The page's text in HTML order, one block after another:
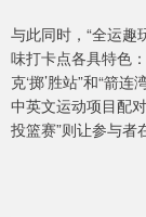
与此同时，“全运趣
味打卡点各具特色
克‘掷’胜站”和“箭
中英文运动项目配
投篮赛”则让参与者